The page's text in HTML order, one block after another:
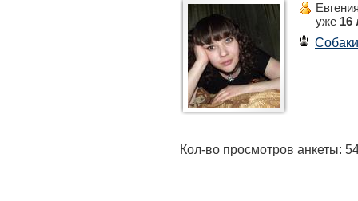
уже 16
Собаки
Кол-во просмотров анкеты: